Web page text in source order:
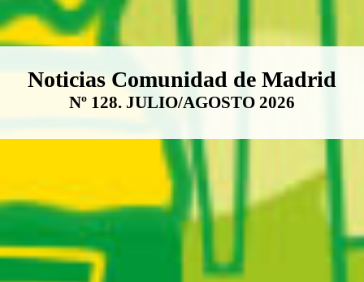
Boletín Noticias Comunidad de
Noticias Comunidad de Madrid
Nº 128. JULIO/AGOSTO 2026